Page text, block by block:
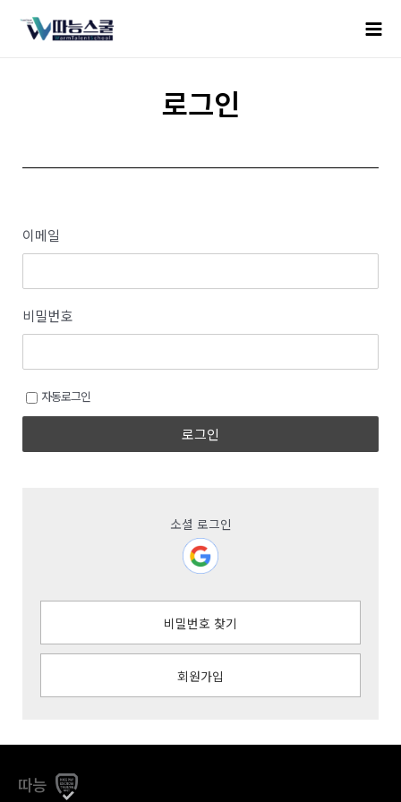
로그인
이메일
비밀번호
자동로그인
로그인
소셜 로그인
비밀번호 찾기
회원가입
따능